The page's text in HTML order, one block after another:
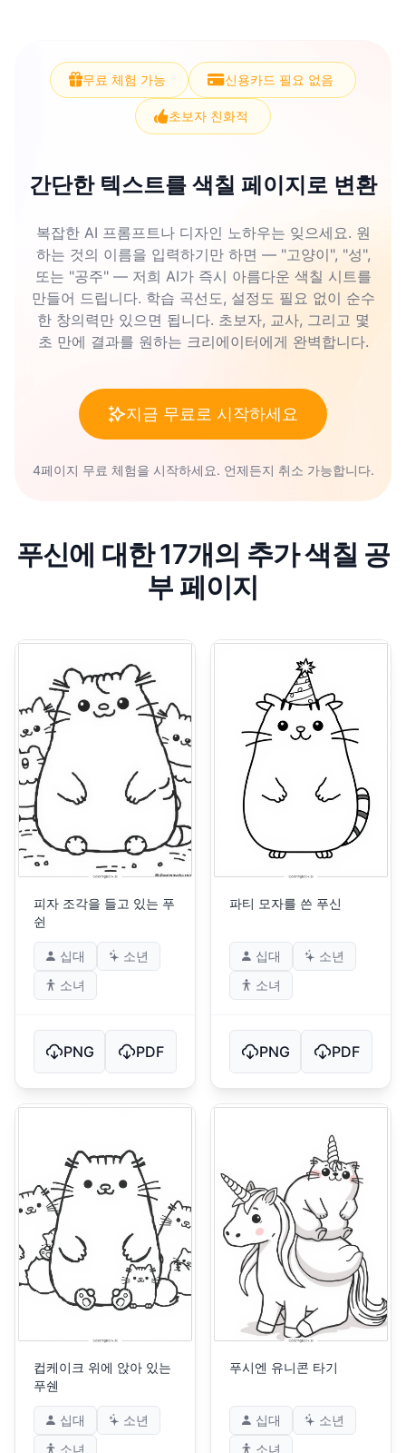
무료 체험 가능 신용카드 필요 없음
초보자 친화적
간단한 텍스트를 색칠 페이지로 변환
복잡한 AI 프롬프트나 디자인 노하우는 잊으세요. 원
하는 것의 이름을 입력하기만 하면 — "고양이", "성",
또는 "공주" — 저희 AI가 즉시 아름다운 색칠 시트를
만들어 드립니다. 학습 곡선도, 설정도 필요 없이 순수
한 창의력만 있으면 됩니다. 초보자, 교사, 그리고 몇
초 만에 결과를 원하는 크리에이터에게 완벽합니다.
지금 무료로 시작하세요
4페이지 무료 체험을 시작하세요. 언제든지 취소 가능합니다.
푸신에 대한 17개의 추가 색칠 공
부 페이지
피자 조각을 들고 있는 푸
쉰
십대
소년
소녀
PNG PDF
파티 모자를 쓴 푸신
십대
소년
소녀
PNG PDF
컵케이크 위에 앉아 있는
푸쉔
십대
소년
소녀
푸시엔 유니콘 타기
십대
소년
소녀